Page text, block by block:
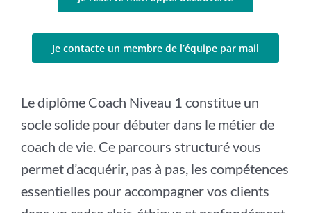
Je contacte un membre de l’équipe par mail
Le diplôme Coach Niveau 1 constitue un
socle solide pour débuter dans le métier de
coach de vie. Ce parcours structuré vous
permet d’acquérir, pas à pas, les compétences
essentielles pour accompagner vos clients